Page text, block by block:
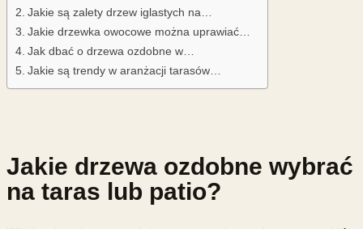
Jakie są zalety drzew iglastych na…
Jakie drzewka owocowe można uprawiać…
Jak dbać o drzewa ozdobne w…
Jakie są trendy w aranżacji tarasów…
Jakie drzewa ozdobne wybrać
na taras lub patio?